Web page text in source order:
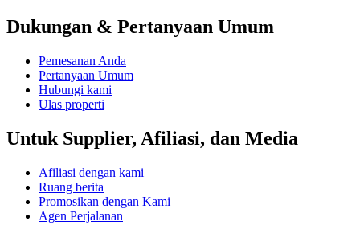
Dukungan & Pertanyaan Umum
Pemesanan Anda
Pertanyaan Umum
Hubungi kami
Ulas properti
Untuk Supplier, Afiliasi, dan Media
Afiliasi dengan kami
Ruang berita
Promosikan dengan Kami
Agen Perjalanan